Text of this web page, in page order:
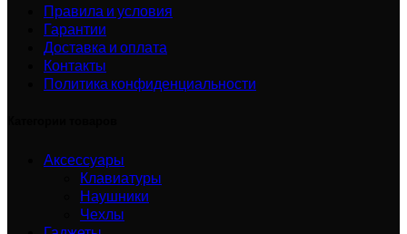
Правила и условия
Гарантии
Доставка и оплата
Контакты
Политика конфиденциальности
Аксессуары
Клавиатуры
Наушники
Чехлы